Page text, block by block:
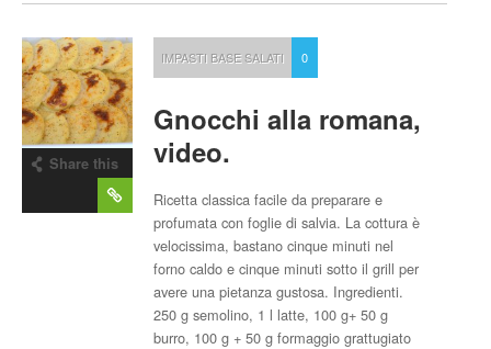
Share this
IMPASTI BASE SALATI 0
Gnocchi alla romana,
video.
Ricetta classica facile da preparare e
profumata con foglie di salvia. La cottura è
velocissima, bastano cinque minuti nel
forno caldo e cinque minuti sotto il grill per
avere una pietanza gustosa. Ingredienti.
250 g semolino, 1 l latte, 100 g+ 50 g
burro, 100 g + 50 g formaggio grattugiato